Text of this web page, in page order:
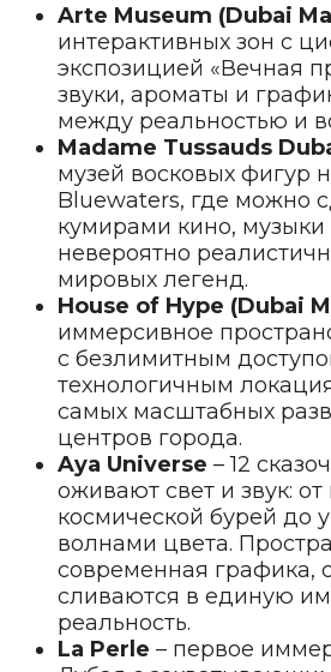
Arte Museum (Dubai
интерактивных зон с
экспозицией «Вечная
звуки, ароматы и
между реальностью и
Madame Tussauds
музей восковых фигур
Bluewaters, где можно
кумирами кино, музыки
невероятно
мировых легенд.
House of Hype (Dubai
иммерсивное
с безлимитным
технологичным
самых масштабных
центров города.
Aya Universe – 12
оживают свет и звук:
космической бурей до
волнами цвета.
современная графика,
сливаются в единую
реальность.
La Perle – первое